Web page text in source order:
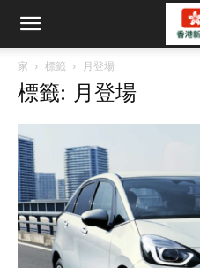
家 標籤 月登場
標籤: 月登場